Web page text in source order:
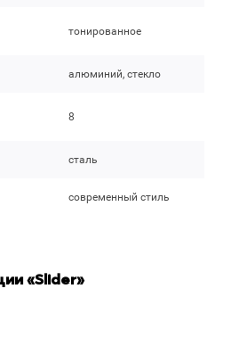
тонированное
алюминий, стекло
8
сталь
современный стиль
«Slider»